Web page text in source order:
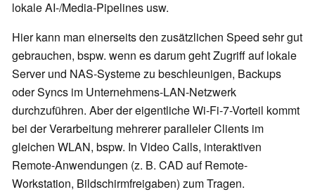
lokale AI-/Media-Pipelines usw.
Hier kann man einerseits den zusätzlichen Speed sehr gut
gebrauchen, bspw. wenn es darum geht Zugriff auf lokale
Server und NAS-Systeme zu beschleunigen, Backups
oder Syncs im Unternehmens-LAN-Netzwerk
durchzuführen. Aber der eigentliche Wi-Fi-7-Vorteil kommt
bei der Verarbeitung mehrerer paralleler Clients im
gleichen WLAN, bspw. In Video Calls, interaktiven
Remote-Anwendungen (z. B. CAD auf Remote-
Workstation, Bildschirmfreigaben) zum Tragen.